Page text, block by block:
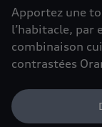
Apportez une
l’habitacle, par
combinaison
contrastées